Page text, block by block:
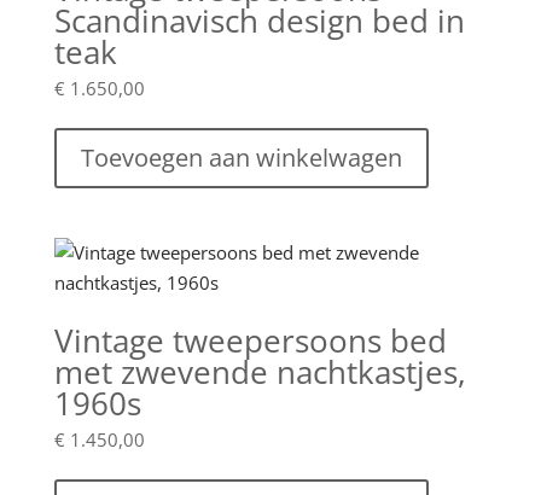
Scandinavisch design bed in
teak
€ 1.650,00
Toevoegen aan winkelwagen
Vintage tweepersoons bed
met zwevende nachtkastjes,
1960s
€ 1.450,00